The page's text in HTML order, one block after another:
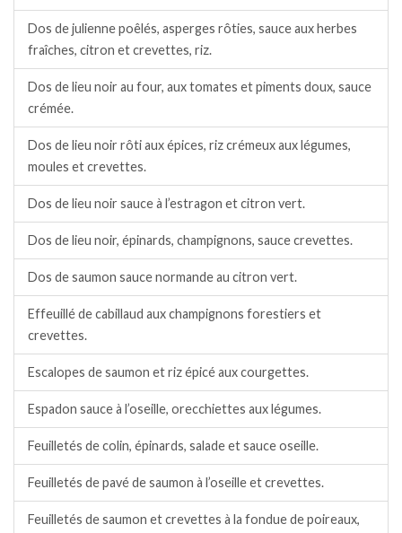
Dos de julienne poêlés, asperges rôties, sauce aux herbes
fraîches, citron et crevettes, riz.
Dos de lieu noir au four, aux tomates et piments doux, sauce
crémée.
Dos de lieu noir rôti aux épices, riz crémeux aux légumes,
moules et crevettes.
Dos de lieu noir sauce à l’estragon et citron vert.
Dos de lieu noir, épinards, champignons, sauce crevettes.
Dos de saumon sauce normande au citron vert.
Effeuillé de cabillaud aux champignons forestiers et
crevettes.
Escalopes de saumon et riz épicé aux courgettes.
Espadon sauce à l’oseille, orecchiettes aux légumes.
Feuilletés de colin, épinards, salade et sauce oseille.
Feuilletés de pavé de saumon à l’oseille et crevettes.
Feuilletés de saumon et crevettes à la fondue de poireaux,